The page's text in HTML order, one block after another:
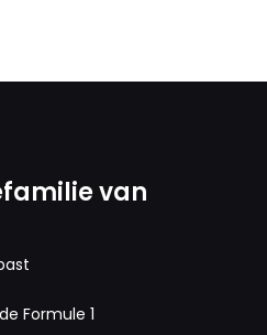
van
Formule 1